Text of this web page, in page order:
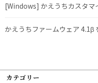
[Windows] かえうちカスタマ
かえうちファームウェア 4.1β
カテゴリー